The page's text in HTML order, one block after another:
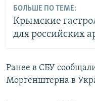
БОЛЬШЕ ПО ТЕМЕ:
Крымские
для российских
Ранее в СБУ
Моргенштерна в